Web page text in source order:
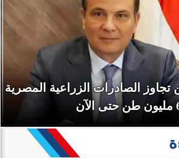
تجاوز الصادرات الزراعية المصرية